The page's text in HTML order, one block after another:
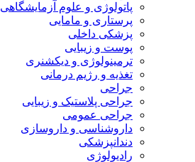
پاتولوژی و علوم آزمایشگاهی
پرستاری و مامایی
پزشکی داخلی
پوست و زیبایی
ترمینولوژی و دیکشنری
تغذیه و رژیم درمانی
جراحی
جراحی پلاستیک و زیبایی
جراحی عمومی
داروشناسی و داروسازی
دندانپزشکی
رادیولوژی